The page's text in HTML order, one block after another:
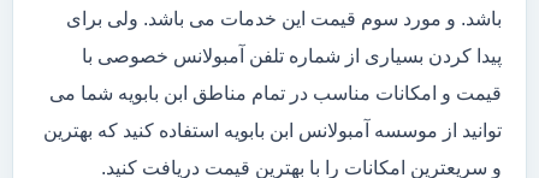
باشد. و مورد سوم قیمت این خدمات می باشد. ولی برای
پیدا کردن بسیاری از شماره تلفن آمبولانس خصوصی با
قیمت و امکانات مناسب در تمام مناطق ابن بابویه شما می
توانید از موسسه آمبولانس ابن بابویه استفاده کنید که بهترین
و سریعترین امکانات را با بهترین قیمت دریافت کنید.